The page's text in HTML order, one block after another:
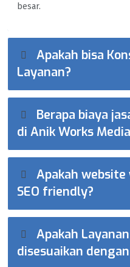
besar.
Apakah bisa
Layanan?
Berapa biaya
di Anik Works
Apakah
SEO friendly?
Apakah
disesuaikan